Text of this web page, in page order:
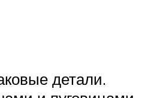
детали.